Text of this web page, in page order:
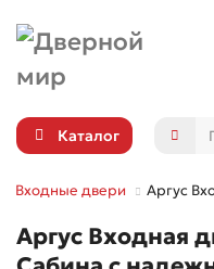
Каталог
Входные двери Аргус
Аргус Входная